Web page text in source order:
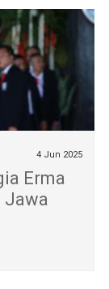
4 Jun 2025
Erma
Jawa